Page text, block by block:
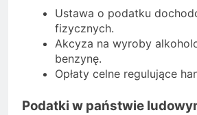
Ustawa o podatku
fizycznych.
Akcyza na wyroby
benzynę.
Opłaty celne regulujące
Podatki w państwie